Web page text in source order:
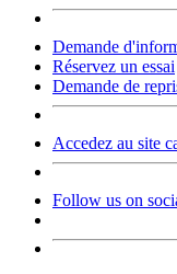
Demande
Réservez un essai
Demande de
Accedez au site
Follow us on